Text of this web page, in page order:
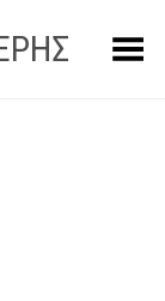
Toggle Menu